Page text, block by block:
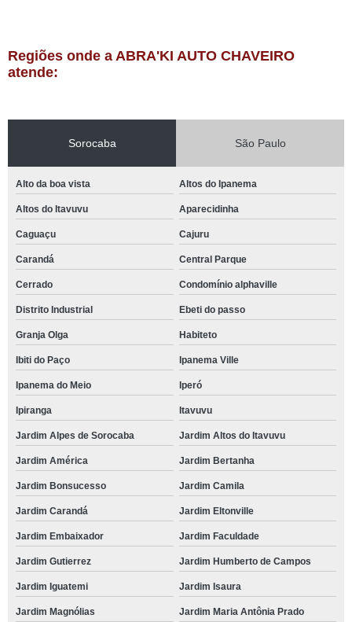
Regiões onde a ABRA'KI AUTO CHAVEIRO
atende:
Sorocaba São Paulo
Alto da boa vista Altos do Ipanema
Altos do Itavuvu Aparecidinha
Caguaçu Cajuru
Carandá Central Parque
Cerrado Condomínio alphaville
Distrito Industrial Ebeti do passo
Granja Olga Habiteto
Ibiti do Paço Ipanema Ville
Ipanema do Meio Iperó
Ipiranga Itavuvu
Jardim Alpes de Sorocaba Jardim Altos do Itavuvu
Jardim América Jardim Bertanha
Jardim Bonsucesso Jardim Camila
Jardim Carandá Jardim Eltonville
Jardim Embaixador Jardim Faculdade
Jardim Gutierrez Jardim Humberto de Campos
Jardim Iguatemi Jardim Isaura
Jardim Magnólias Jardim Maria Antônia Prado